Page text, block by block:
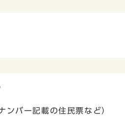
バー記載の住民票など）